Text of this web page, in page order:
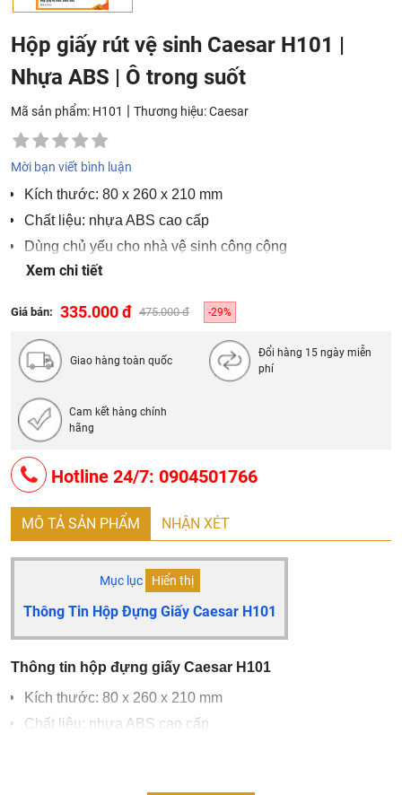
Hộp giấy rút vệ sinh Caesar H101 |
Nhựa ABS | Ô trong suốt
Mã sản phẩm: H101 | Thương hiệu:Caesar
Mời bạn viết bình luận
Kích thước: 80 x 260 x 210 mm
Chất liệu: nhựa ABS cao cấp
Dùng chủ yếu cho nhà vệ sinh công cộng
Bảo hành 24 tháng
Xem chi tiết
Giá bán: 335.000 đ 475.000 đ -29%
Giao hàng toàn quốc
Đổi hàng 15 ngày miễn
phí
Cam kết hàng chính
hãng
Hotline 24/7: 0904501766
MÔ TẢ SẢN PHẨM NHẬN XÉT
Mục lục Hiển thị
Thông Tin Hộp Đựng Giấy Caesar H101
Thông tin hộp đựng giấy Caesar H101
Kích thước: 80 x 260 x 210 mm
Chất liệu: nhựa ABS cao cấp